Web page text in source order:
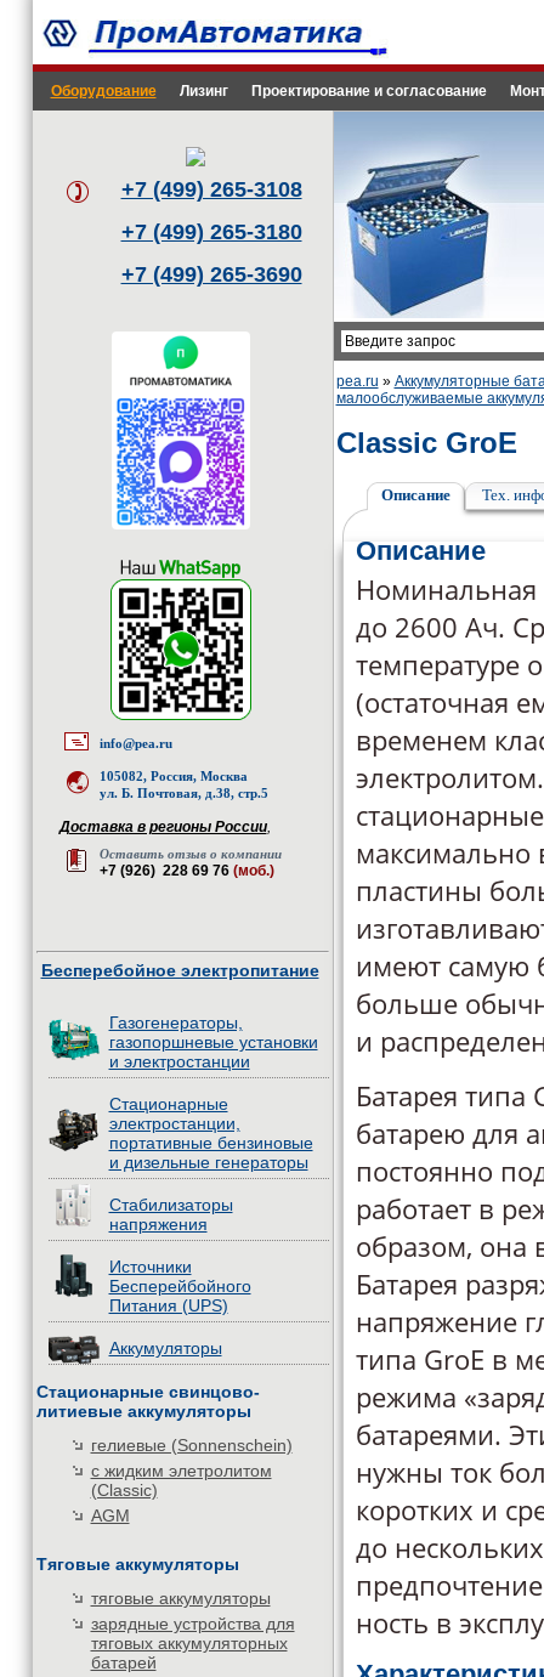
Оборудование Лизинг Проектирование и согласование
+7 (499) 265-3108
+7 (499) 265-3180
+7 (499) 265-3690
info@pea.ru
105082, Россия, Москва
ул. Б. Почтовая, д.38, стр.5
Доставка в регионы России,
Оставить отзыв о компании
+7 (926) 228 69 76 (моб.)
Бесперебойное электропитание
Газогенераторы,
газопоршневые установки
и электростанции
Стационарные
электростанции,
портативные бензиновые
и дизельные генераторы
Стабилизаторы
напряжения
Источники
Бесперейбойного
Питания (UPS)
Аккумуляторы
Стационарные свинцово-
литиевые аккумуляторы
гелиевые (Sonnenschein)
с жидким элетролитом
(Classic)
AGM
Тяговые аккумуляторы
тяговые аккумуляторы
зарядные устройства для
тяговых аккумуляторных
батарей
pea.ru » Аккумуляторные
малообслуживаемые
Classic GroE
Описание Тех.
Описание
Номинальная
до 2600 Aч.
температуре
(остаточная
временем
пластины
имеют самую
больше
и
Батарея типа
батарею для
постоянно
работает в
образом, она
Батарея
напряжение
типа GroE в
режима
батареями.
нужны ток
коротких и
до
ность в